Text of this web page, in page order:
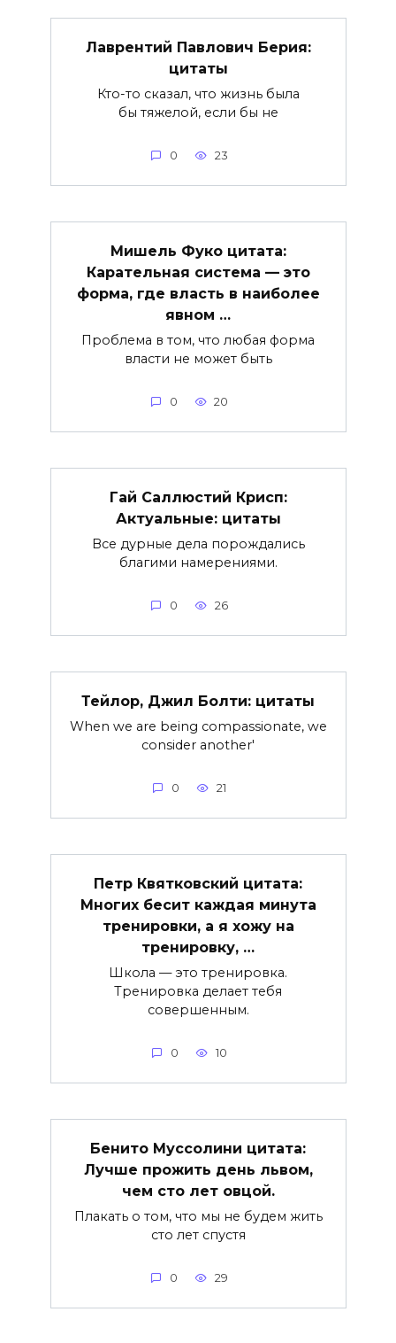
Лаврентий Павлович Берия:
цитаты
Кто-то сказал, что жизнь была
бы тяжелой, если бы не
0 23
Мишель Фуко цитата:
Карательная система — это
форма, где власть в наиболее
явном …
Проблема в том, что любая форма
власти не может быть
0 20
Гай Саллюстий Крисп:
Актуальные: цитаты
Все дурные дела порождались
благими намерениями.
0 26
Тейлор, Джил Болти: цитаты
When we are being compassionate, we
consider another'
0 21
Петр Квятковский цитата:
Многих бесит каждая минута
тренировки, а я хожу на
тренировку, …
Школа — это тренировка.
Тренировка делает тебя
совершенным.
0 10
Бенито Муссолини цитата:
Лучше прожить день львом,
чем сто лет овцой.
Плакать о том, что мы не будем жить
сто лет спустя
0 29